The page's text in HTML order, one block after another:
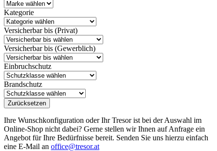
Kategorie
Versicherbar bis (Privat)
Versicherbar bis (Gewerblich)
Einbruchschutz
Brandschutz
Zurücksetzen
Ihre Wunschkonfiguration oder Ihr Tresor ist bei der Auswahl im
Online-Shop nicht dabei? Gerne stellen wir Ihnen auf Anfrage ein
Angebot für Ihre Bedürfnisse bereit. Senden Sie uns hierzu einfach
eine E-Mail an office@tresor.at